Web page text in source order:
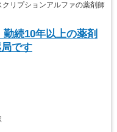
リプションアルファの薬剤師
続10年以上の薬剤
です